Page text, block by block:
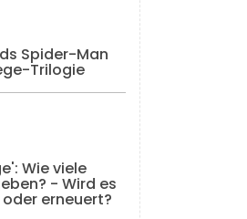
Spider-Man
Trilogie
Wie viele
- Wird es
erneuert?